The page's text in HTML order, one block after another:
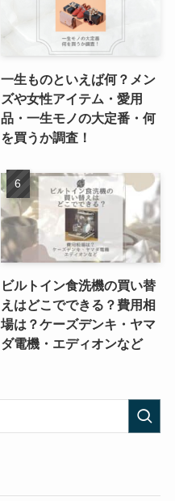
一生ものといえば何？メン
ズや女性アイテム・愛用
品・一生モノの大定番・何
を買うか調査！
ビルトイン食洗機の買い替
えはどこでできる？費用相
場は？ケーズデンキ・ヤマ
ダ電機・エディオンなど